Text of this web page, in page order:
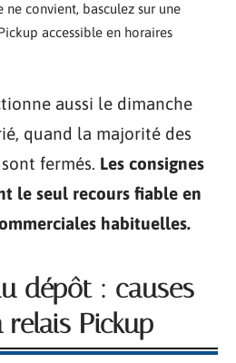
ne convient, basculez sur une
accessible en horaires
aussi le dimanche
quand la majorité des
fermés. Les consignes
le seul recours fiable en
habituelles.
dépôt : causes
relais Pickup